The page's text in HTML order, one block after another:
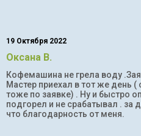
19 Октября 2022
Оксана В.
Кофемашина не грела воду
Мастер приехал в тот же день
тоже по заявке) . Ну и быстро
подгорел и не срабатывал . за
что благодарность от меня.